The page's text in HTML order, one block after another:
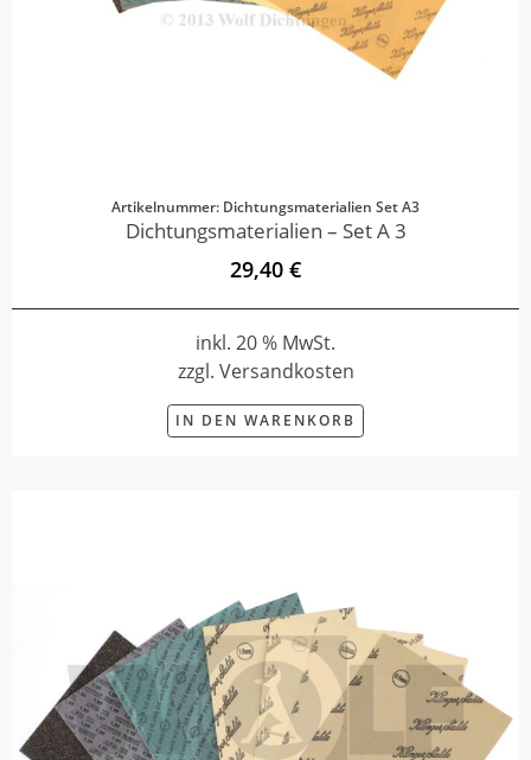
Artikelnummer: Dichtungsmaterialien Set A3
Dichtungsmaterialien – Set A 3
29,40 €
inkl. 20 % MwSt.
zzgl. Versandkosten
IN DEN WARENKORB